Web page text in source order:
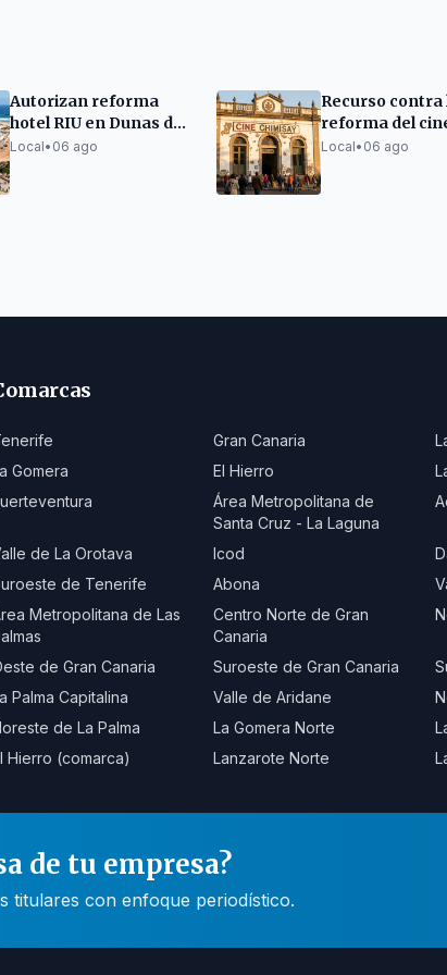
Autorizan reforma
hotel RIU en Dunas de
Corralejo
Local• 06 ago
Recurso contra
reforma del
Chimisay en
Local• 06 ago
Gran Canaria
Gomera
El Hierro
Área Metropolitana de
Santa Cruz - La Laguna
de La Orotava Icod
de Tenerife
Abona
Metropolitana de Las
Centro Norte de Gran
Canaria
de Gran Canaria Suroeste de Gran Canaria
Palma Capitalina
Valle de Aridane
de La Palma
La Gomera Norte
Hierro (comarca)
Lanzarote Norte
de tu empresa?
titulares con enfoque periodístico.